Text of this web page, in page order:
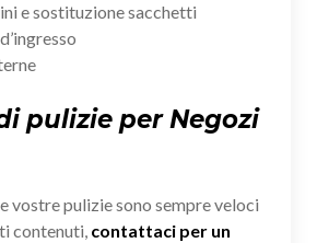
e sostituzione sacchetti
pulizie per Negozi
vostre pulizie sono sempre veloci
contenuti, contattaci per un